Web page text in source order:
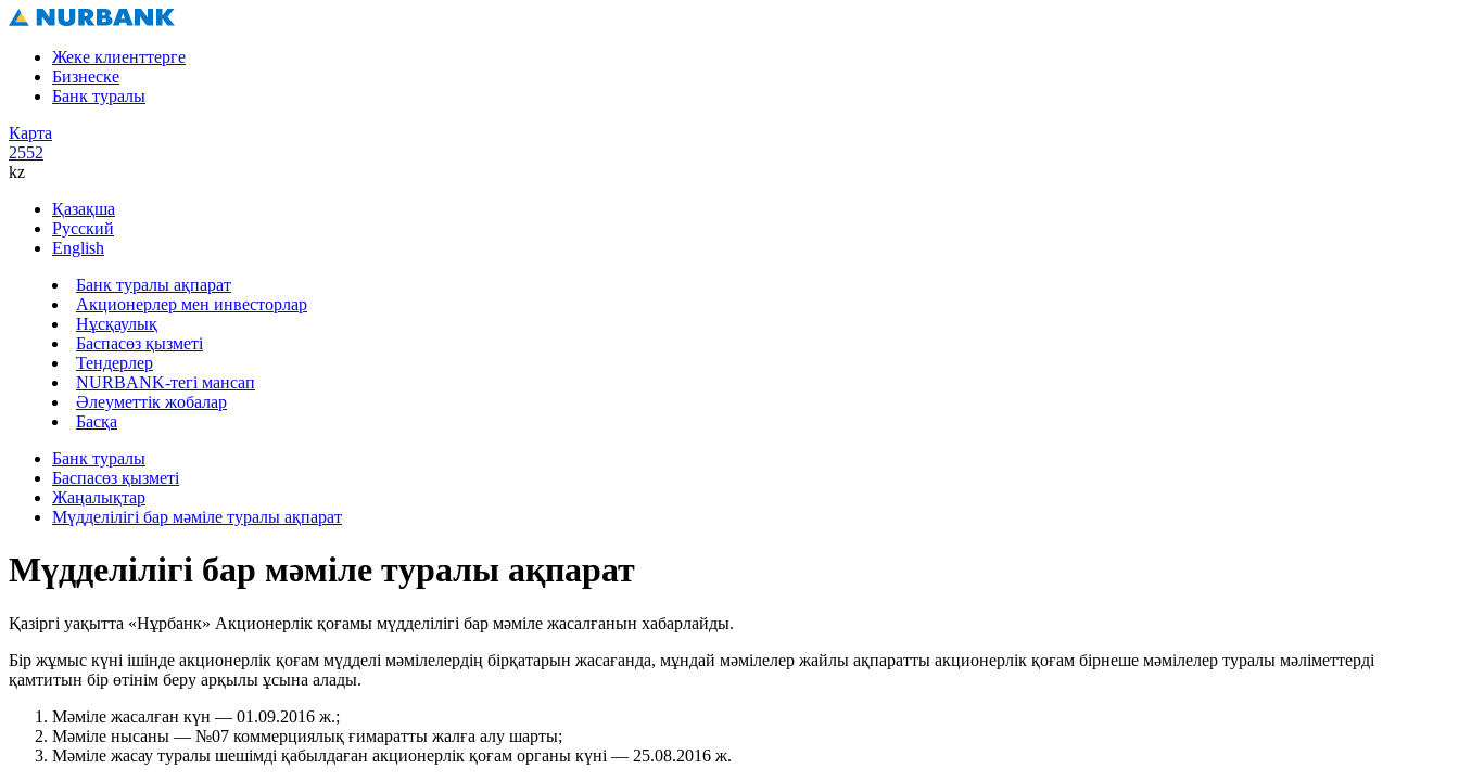
Жеке клиенттерге
Бизнеске
Банк туралы
Карта
2552
kz
Қазақша
Русский
English
Банк туралы ақпарат
Акционерлер мен инвесторлар
Нұсқаулық
Баспасөз қызметі
Тендерлер
NURBANK-тегі мансап
Әлеуметтік жобалар
Басқа
Банк туралы
Баспасөз қызметі
Жаңалықтар
Мүдделілігі бар мәміле туралы ақпарат
Мүдделілігі бар мәміле туралы ақпарат
Қазіргі уақытта «Нұрбанк» Акционерлік қоғамы мүдделілігі бар мәміле жасалғанын хабарлайды.
Бір жұмыс күні ішінде акционерлік қоғам мүдделі мәмілелердің бірқатарын жасағанда, мұндай мәмілелер жайлы ақпаратты акционерлік қоғам бірнеше мәмілелер туралы мәліметтерді
қамтитын бір өтінім беру арқылы ұсына алады.
Мәміле жасалған күн — 01.09.2016 ж.;
Мәміле нысаны — №07 коммерциялық ғимаратты жалға алу шарты;
Мәміле жасау туралы шешімді қабылдаған акционерлік қоғам органы күні — 25.08.2016 ж.